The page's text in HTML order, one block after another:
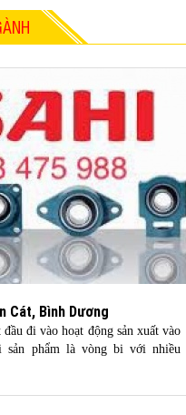
Cát, Bình Dương
đi vào hoạt động sản xuất vào
sản phẩm là vòng bi với nhiều